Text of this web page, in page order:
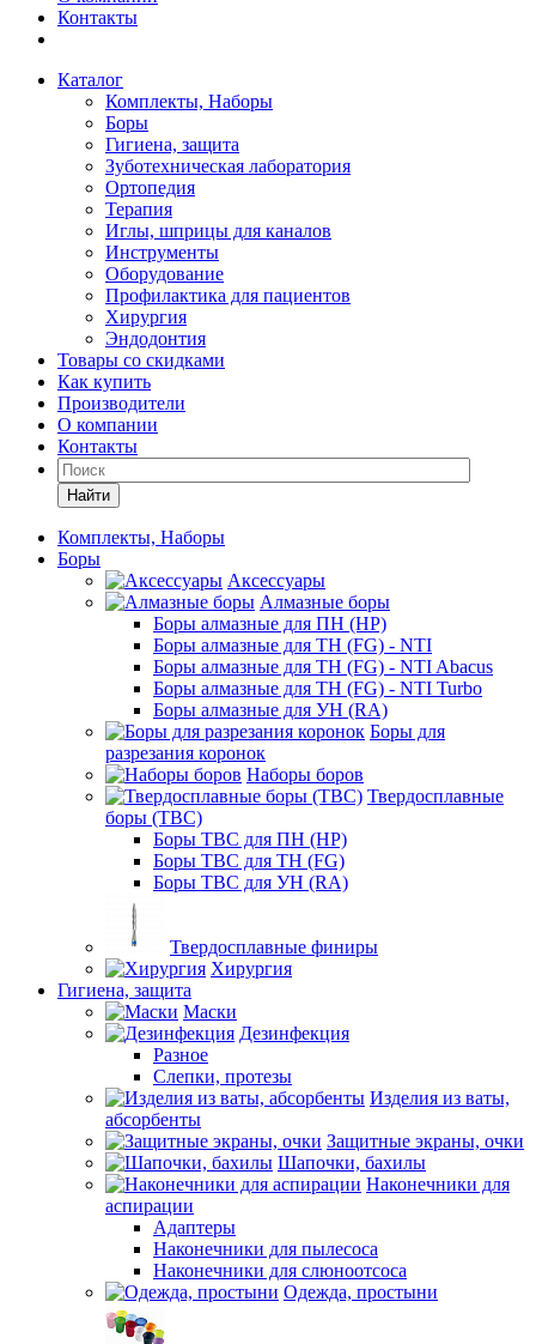
Контакты
Каталог
Комплекты, Наборы
Боры
Гигиена, защита
Зуботехническая лаборатория
Ортопедия
Терапия
Иглы, шприцы для каналов
Инструменты
Оборудование
Профилактика для пациентов
Хирургия
Эндодонтия
Товары со скидками
Как купить
Производители
О компании
Контакты
Найти
Комплекты, Наборы
Боры
Аксессуары
Алмазные боры
Боры алмазные для ПН (HP)
Боры алмазные для ТН (FG) - NTI
Боры алмазные для ТН (FG) - NTI Abacus
Боры алмазные для ТН (FG) - NTI Turbo
Боры алмазные для УН (RA)
Боры для
разрезания коронок
Наборы боров
Твердосплавные
боры (ТВС)
Боры ТВС для ПН (HP)
Боры ТВС для ТН (FG)
Боры ТВС для УН (RA)
Твердосплавные финиры
Хирургия
Гигиена, защита
Маски
Дезинфекция
Разное
Слепки, протезы
Изделия из ваты,
абсорбенты
Защитные экраны, очки
Шапочки, бахилы
Наконечники для
аспирации
Адаптеры
Наконечники для пылесоса
Наконечники для слюноотсоса
Одежда, простыни